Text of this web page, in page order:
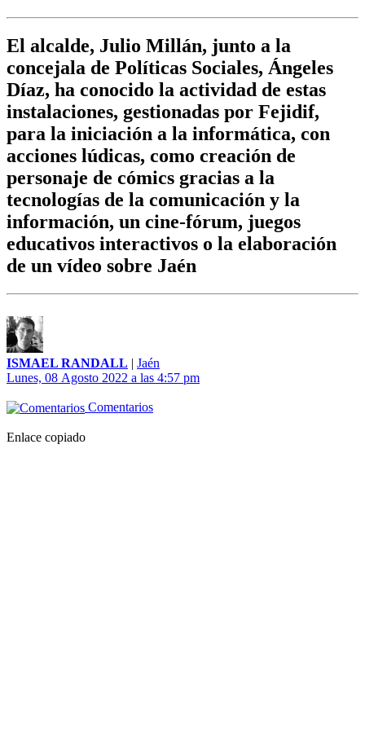
El alcalde, Julio Millán, junto a la
concejala de Políticas Sociales, Ángeles
Díaz, ha conocido la actividad de estas
instalaciones, gestionadas por Fejidif,
para la iniciación a la informática, con
acciones lúdicas, como creación de
personaje de cómics gracias a la
tecnologías de la comunicación y la
información, un cine-fórum, juegos
educativos interactivos o la elaboración
de un vídeo sobre Jaén
ISMAEL RANDALL | Jaén
Lunes, 08 Agosto 2022 a las 4:57 pm
Comentarios
Enlace copiado